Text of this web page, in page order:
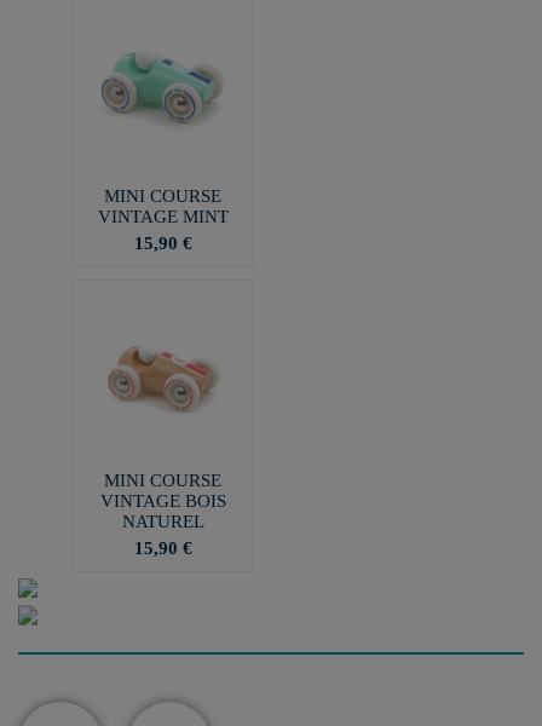
MINI COURSE
VINTAGE MINT
15,90 €
MINI COURSE
VINTAGE BOIS
NATUREL
15,90 €